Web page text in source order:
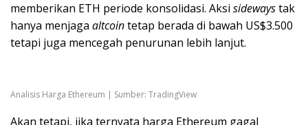
memberikan ETH periode konsolidasi. Aksi sidewaystak
hanya menjaga altcointetap berada di bawah US$3.500
tetapi juga mencegah penurunan lebih lanjut.
Analisis Harga Ethereum | Sumber: TradingView
Akan tetapi, jika ternyata harga Ethereum gagal